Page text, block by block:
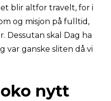
blir altfor travelt, for i
og misjon på fulltid,
Dessutan skal Dag ha
var ganske sliten då vi
nytt